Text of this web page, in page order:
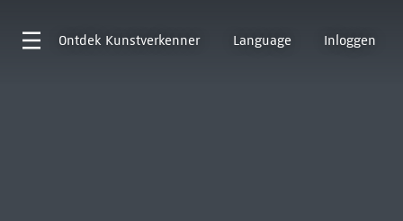
Ontdek Kunstverkenner Language Inloggen